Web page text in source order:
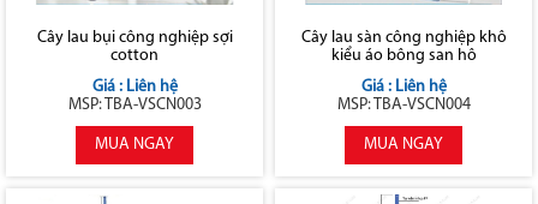
Cây lau bụi công nghiệp sợi
cotton
Giá : Liên hệ
MSP: TBA-VSCN003
MUA NGAY
Cây lau sàn công nghiệp khô
kiểu áo bông san hô
Giá : Liên hệ
MSP: TBA-VSCN004
MUA NGAY